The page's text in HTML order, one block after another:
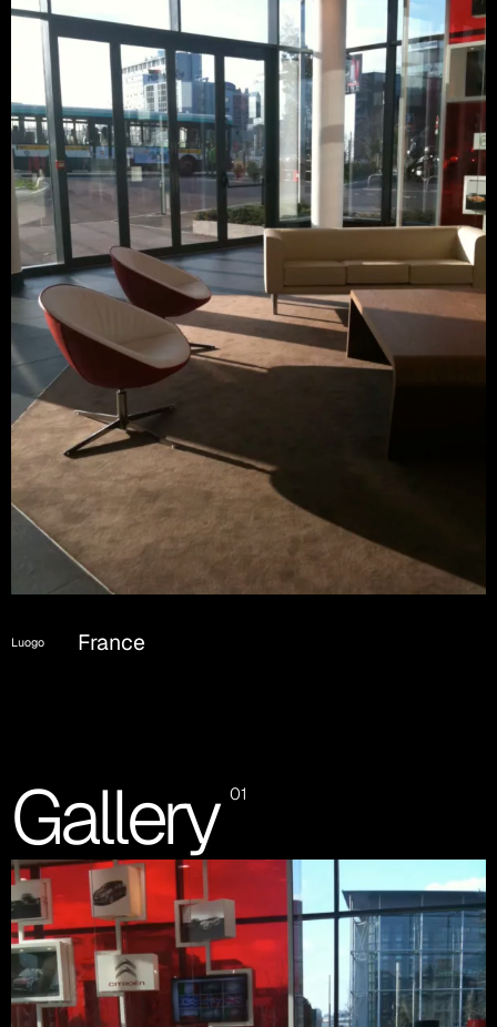
Luogo France
Gallery 01